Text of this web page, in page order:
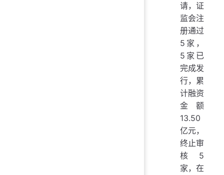
请，证
监会注
册通过
5家，
5家已
完成发
行，累
计融资
金额
13.50
亿元，
终止审
核5
家，在